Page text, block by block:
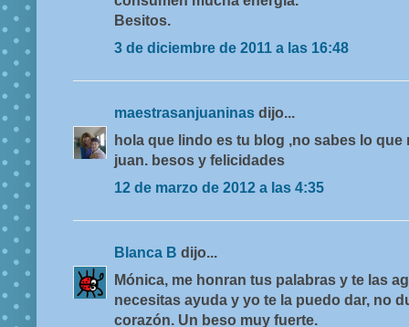
Besitos.
3 de diciembre de 2011 a las 16:48
maestrasanjuaninas dijo...
hola que lindo es tu blog ,no sabes lo que
juan. besos y felicidades
12 de marzo de 2012 a las 4:35
Blanca B dijo...
Mónica, me honran tus palabras y te las
necesitas ayuda y yo te la puedo dar, no
corazón. Un beso muy fuerte.